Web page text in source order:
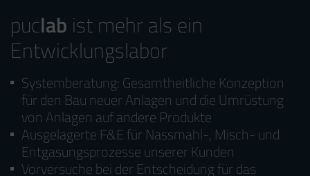
puclab ist mehr als ein
Entwicklungslabor
Systemberatung: Gesamtheitliche Konzeption
für den Bau neuer Anlagen und die Umrüstung
von Anlagen auf andere Produkte
Ausgelagerte F&E für Nassmahl-, Misch- und
Entgasungsprozesse unserer Kunden
Vorversuche bei der Entscheidung für das